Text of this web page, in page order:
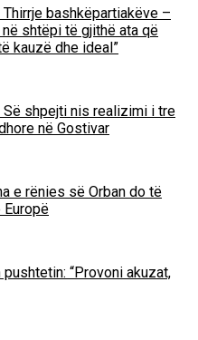
Thirrje bashkëpartiakëve –
në shtëpi të gjithë ata që
kauzë dhe ideal”
Së shpejti nis realizimi i tre
në Gostivar
e rënies së Orban do të
Europë
“Provoni akuzat,